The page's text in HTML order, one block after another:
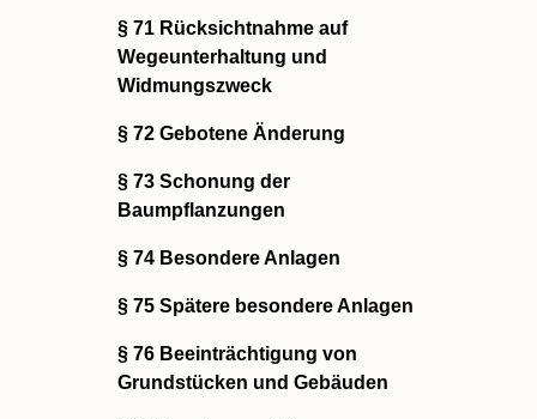
§ 71 Rücksichtnahme auf
Wegeunterhaltung und
Widmungszweck
§ 72 Gebotene Änderung
§ 73 Schonung der
Baumpflanzungen
§ 74 Besondere Anlagen
§ 75 Spätere besondere Anlagen
§ 76 Beeinträchtigung von
Grundstücken und Gebäuden